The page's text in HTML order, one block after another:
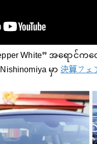
White” အရောင်
မှာ決算フェ